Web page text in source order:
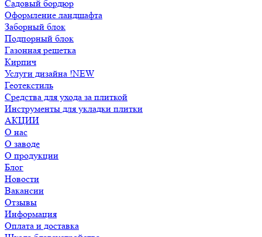
Садовый бордюр
Оформление ландшафта
Заборный блок
Подпорный блок
Газонная решетка
Кирпич
Услуги дизайна !NEW
Геотекстиль
Средства для ухода за плиткой
Инструменты для укладки плитки
АКЦИИ
О нас
О заводе
О продукции
Блог
Новости
Вакансии
Отзывы
Информация
Оплата и доставка